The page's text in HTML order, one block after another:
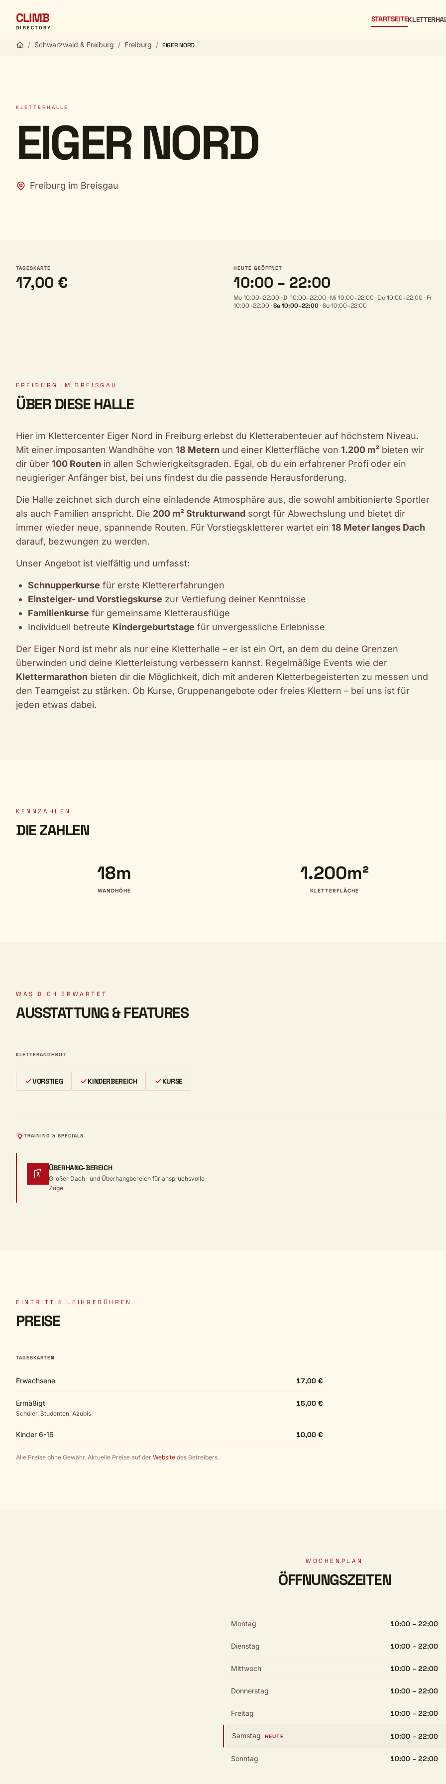
CLIMB
DIRECTORY
STARTSEITE
/ Schwarzwald & Freiburg / Freiburg / EIGER NORD
KLETTERHALLE
EIGER NORD
Freiburg im Breisgau
TAGESKARTE
17,00 €
HEUTE GEÖFFNET
10:00 – 22:00
Mo 10:00–22:00 ·Di 10:00–22:00 · Mi 10:00–22:00 ·Do 10:00–22:00 · Fr
10:00–22:00 ·Sa 10:00–22:00·So 10:00–22:00
FREIBURG IM BREISGAU
ÜBER DIESE HALLE
Hier im Klettercenter Eiger Nord in Freiburg erlebst du Kletterabenteuer auf höchstem Niveau.
Mit einer imposanten Wandhöhe von 18 Metern und einer Kletterfläche von 1.200 m² bieten wir
dir über 100 Routen in allen Schwierigkeitsgraden. Egal, ob du ein erfahrener Profi oder ein
neugieriger Anfänger bist, bei uns findest du die passende Herausforderung.
Die Halle zeichnet sich durch eine einladende Atmosphäre aus, die sowohl ambitionierte Sportler
als auch Familien anspricht. Die 200 m² Strukturwand sorgt für Abwechslung und bietet dir
immer wieder neue, spannende Routen. Für Vorstiegskletterer wartet ein 18 Meter langes Dach
darauf, bezwungen zu werden.
Unser Angebot ist vielfältig und umfasst:
Schnupperkurse für erste Klettererfahrungen
Einsteiger- und Vorstiegskurse zur Vertiefung deiner Kenntnisse
Familienkurse für gemeinsame Kletterausflüge
Individuell betreute Kindergeburtstage für unvergessliche Erlebnisse
Der Eiger Nord ist mehr als nur eine Kletterhalle – er ist ein Ort, an dem du deine Grenzen
überwinden und deine Kletterleistung verbessern kannst. Regelmäßige Events wie der
Klettermarathon bieten dir die Möglichkeit, dich mit anderen Kletterbegeisterten zu messen und
den Teamgeist zu stärken. Ob Kurse, Gruppenangebote oder freies Klettern – bei uns ist für
jeden etwas dabei.
KENNZAHLEN
DIE ZAHLEN
18m
WANDHÖHE
1.200m²
KLETTERFLÄCHE
WAS DICH ERWARTET
AUSSTATTUNG & FEATURES
KLETTERANGEBOT
VORSTIEG KINDERBEREICH KURSE
TRAINING & SPECIALS
ÜBERHANG-BEREICH
Großer Dach- und Überhangbereich für anspruchsvolle
Züge
EINTRITT & LEIHGEBÜHREN
PREISE
TAGESKARTEN
Erwachsene 17,00 €
Ermäßigt
Schüler, Studenten, Azubis
15,00 €
Kinder 6-16 10,00 €
Alle Preise ohne Gewähr. Aktuelle Preise auf der Website des Betreibers.
WOCHENPLAN
ÖFFNUNGSZEITEN
Montag 10:00 – 22:00
Dienstag 10:00 – 22:00
Mittwoch 10:00 – 22:00
Donnerstag 10:00 – 22:00
Freitag 10:00 – 22:00
Samstag HEUTE 10:00 – 22:00
Sonntag 10:00 – 22:00